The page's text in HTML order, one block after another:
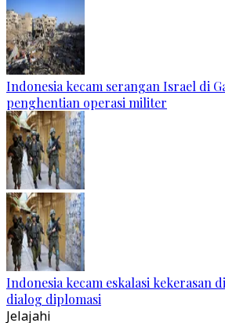
Indonesia kecam serangan Israel di
penghentian operasi militer
Indonesia kecam eskalasi kekerasan
dialog diplomasi
Jelajahi